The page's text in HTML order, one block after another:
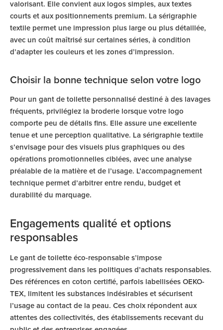
valorisant. Elle convient aux logos simples, aux textes
courts et aux positionnements premium. La sérigraphie
textile permet une impression plus large ou plus détaillée,
avec un coût maîtrisé sur certaines séries, à condition
d’adapter les couleurs et les zones d’impression.
Choisir la bonne technique selon votre logo
Pour un gant de toilette personnalisé destiné à des lavages
fréquents, privilégiez la broderie lorsque votre logo
comporte peu de détails fins. Elle assure une excellente
tenue et une perception qualitative. La sérigraphie textile
s’envisage pour des visuels plus graphiques ou des
opérations promotionnelles ciblées, avec une analyse
préalable de la matière et de l’usage. L’accompagnement
technique permet d’arbitrer entre rendu, budget et
durabilité du marquage.
Engagements qualité et options
responsables
Le gant de toilette éco-responsable s’impose
progressivement dans les politiques d’achats responsables.
Des références en coton certifié, parfois labellisées OEKO-
TEX, limitent les substances indésirables et sécurisent
l’usage au contact de la peau. Ces choix répondent aux
attentes des collectivités, des établissements recevant du